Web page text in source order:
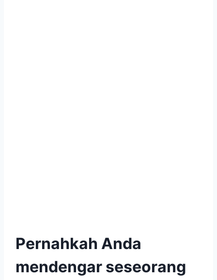
Pernahkah Anda
mendengar seseorang